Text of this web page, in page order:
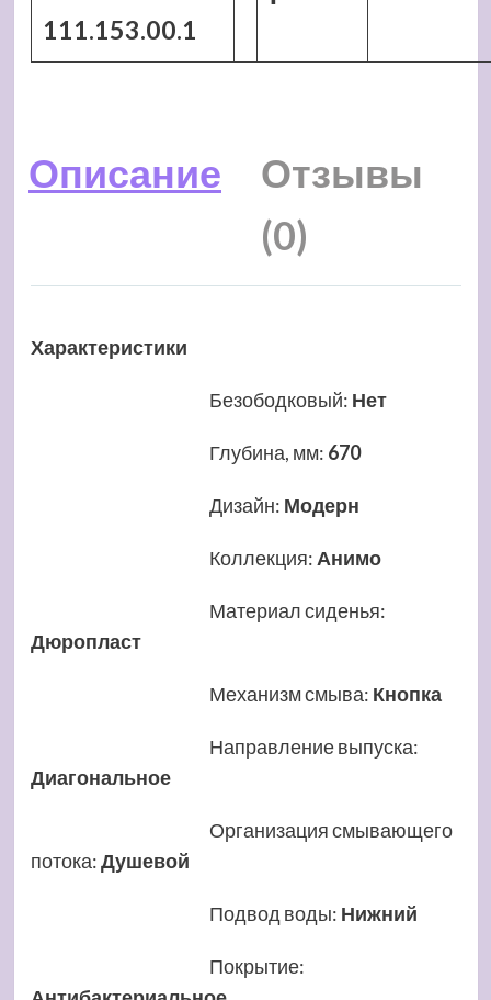
111.153.00.1
Описание
Отзывы
(0)
Характеристики
Безободковый: Нет
Глубина, мм: 670
Дизайн: Модерн
Коллекция: Анимо
Материал сиденья:
Дюропласт
Механизм смыва: Кнопка
Направление выпуска:
Диагональное
Организация смывающего
потока:Душевой
Подвод воды: Нижний
Покрытие: